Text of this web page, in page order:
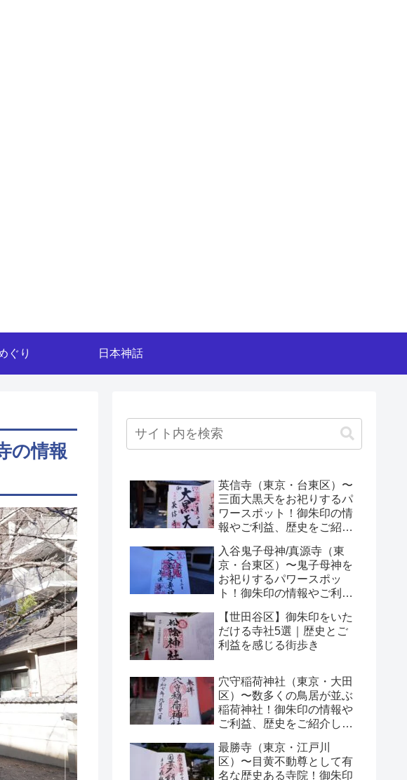
ぐり 日本神話
の情報
英信寺（東京・台東区）〜
三面大黒天をお祀りするパ
ワースポット！御朱印の情
報やご利益、歴史をご紹介
入谷鬼子母神/真源寺（東
京・台東区）〜鬼子母神を
お祀りするパワースポッ
ト！御朱印の情報やご利
す！〜
【世田谷区】御朱印をいた
だける寺社5選｜歴史とご
利益を感じる街歩き
穴守稲荷神社（東京・大田
区）〜数多くの鳥居が並ぶ
稲荷神社！御朱印の情報や
ご利益、歴史をご紹介しま
最勝寺（東京・江戸川
区）〜目黄不動尊として有
名な歴史ある寺院！御朱印